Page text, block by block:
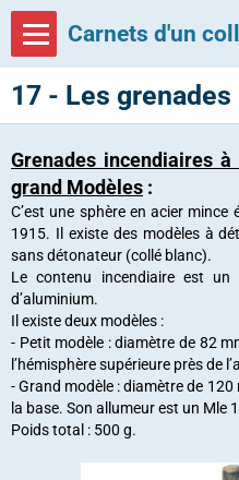
17 - Les
Grenades incendiaires
grand Modèles :
C’est une sphère en acier
1915. Il existe des modèles à
sans détonateur (collé blanc).
Le contenu incendiaire est un
d’aluminium.
Il existe deux modèles :
- Petit modèle : diamètre de 82
l’hémisphère supérieure près de
- Grand modèle : diamètre de
la base. Son allumeur est un Mle
Poids total : 500 g.